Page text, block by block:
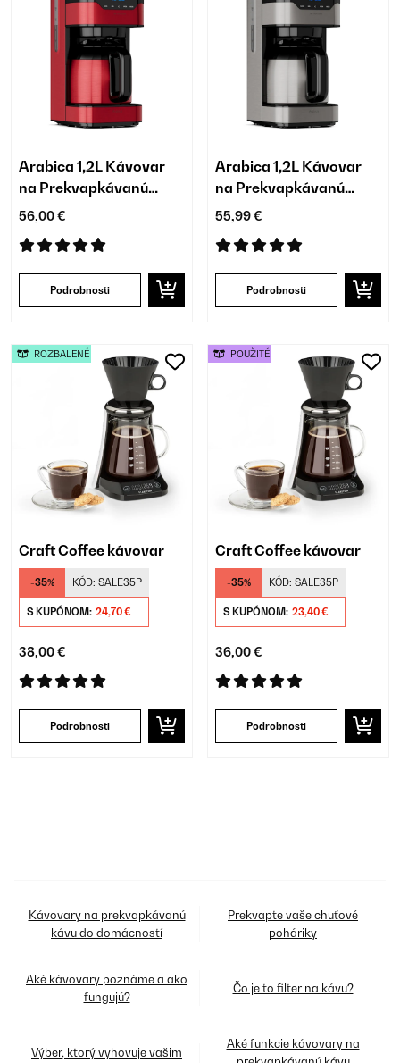
Arabica 1,2L Kávovar
na Prekvapkávanú
Kávu 10 Šálok Červená
56,00 €
Podrobnosti
Arabica 1,2L Kávovar
na Prekvapkávanú
Kávu 10 Šálok
55,99 €
Podrobnosti
Craft Coffee kávovar
-35% KÓD: SALE35P
S KUPÓNOM: 24,70 €
38,00 €
Podrobnosti
ROZBALENÉ
Craft Coffee kávovar
-35% KÓD: SALE35P
S KUPÓNOM: 23,40 €
36,00 €
Podrobnosti
POUŽITÉ
Kávovary na prekvapkávanú
kávu do domácností
Prekvapte vaše chuťové
poháriky
Aké kávovary poznáme a ako
fungujú?
Čo je to filter na kávu?
Výber, ktorý vyhovuje vašim
Aké funkcie kávovary na